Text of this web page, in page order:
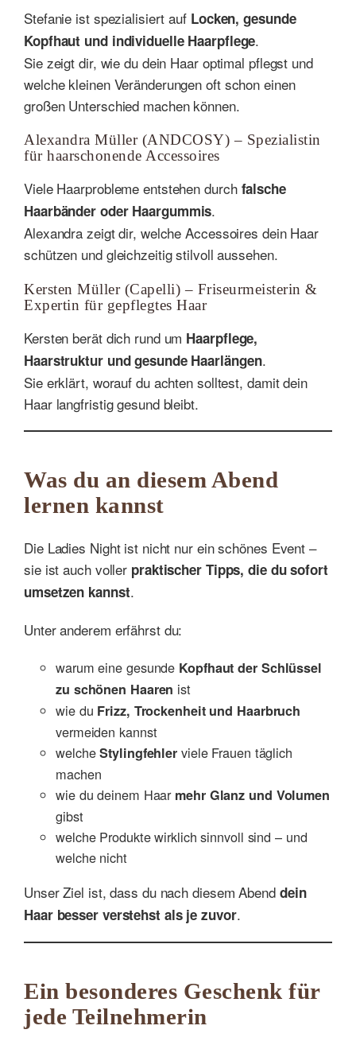
Stefanie ist spezialisiert auf Locken, gesunde
Kopfhaut und individuelle Haarpflege.
Sie zeigt dir, wie du dein Haar optimal pflegst und
welche kleinen Veränderungen oft schon einen
großen Unterschied machen können.
Alexandra Müller (ANDCOSY) – Spezialistin
für haarschonende Accessoires
Viele Haarprobleme entstehen durch falsche
Haarbänder oder Haargummis.
Alexandra zeigt dir, welche Accessoires dein Haar
schützen und gleichzeitig stilvoll aussehen.
Kersten Müller (Capelli) – Friseurmeisterin &
Expertin für gepflegtes Haar
Kersten berät dich rund um Haarpflege,
Haarstruktur und gesunde Haarlängen.
Sie erklärt, worauf du achten solltest, damit dein
Haar langfristig gesund bleibt.
Was du an diesem Abend
lernen kannst
Die Ladies Night ist nicht nur ein schönes Event –
sie ist auch voller praktischer Tipps, die du sofort
umsetzen kannst.
Unter anderem erfährst du:
warum eine gesunde Kopfhaut der Schlüssel
zu schönen Haaren ist
wie du Frizz, Trockenheit und Haarbruch
vermeiden kannst
welcheStylingfehler viele Frauen täglich
machen
wie du deinem Haar mehr Glanz und Volumen
gibst
welche Produkte wirklich sinnvoll sind – und
welche nicht
Unser Ziel ist, dass du nach diesem Abend dein
Haar besser verstehst als je zuvor.
Ein besonderes Geschenk für
jede Teilnehmerin